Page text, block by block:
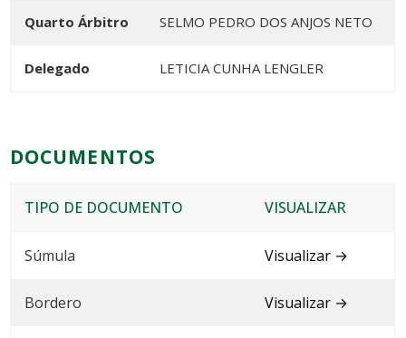
Quarto Árbitro SELMO PEDRO DOS ANJOS NETO
Delegado LETICIA CUNHA LENGLER
DOCUMENTOS
TIPO DE DOCUMENTO VISUALIZAR
Súmula Visualizar →
Bordero Visualizar →